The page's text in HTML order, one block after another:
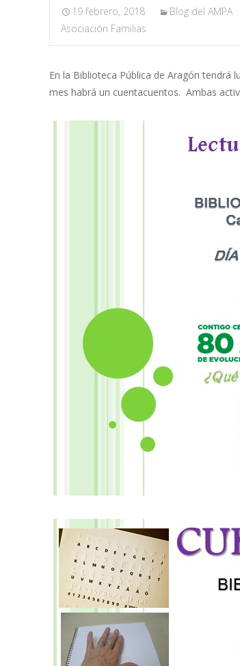
19 febrero, 2018 Blog del AMPA
Asociación Familias
En la Biblioteca Pública de Aragón tendrá
mes habrá un cuentacuentos. Ambas